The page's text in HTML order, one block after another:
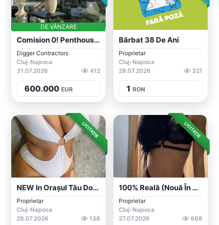
DE VÂNZARE
Comision 0! Penthouse Ultrafinisat Const...
Digger Contractors
Cluj-Napoca
31.07.2026
412
600.000 EUR
Bărbat 38 De Ani
Proprietar
Cluj-Napoca
29.07.2026
321
1 RON
LICITAȚIE
NEW In Orașul Tău Doamna Matura Și La W...
Proprietar
Cluj-Napoca
28.07.2026
138
LICITAȚIE
100% Reală (nouă În Oraș)
Proprietar
Cluj-Napoca
27.07.2026
668